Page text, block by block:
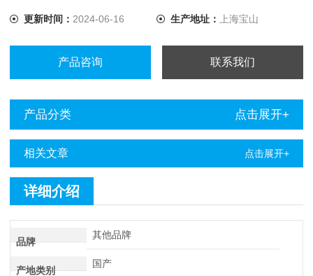
更新时间： 2024-06-16 生产地址： 上海宝山
产品咨询 联系我们
产品分类 点击展开+
相关文章 点击展开+
详细介绍
品牌
其他品牌
产地类别
国产